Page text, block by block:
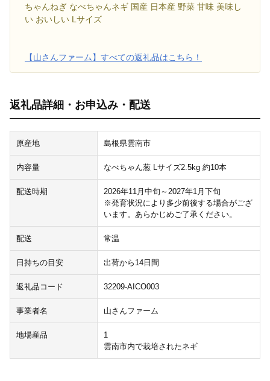
ちゃんねぎ なべちゃんネギ 国産 日本産 野菜 甘味 美味し
い おいしい Lサイズ
【山さんファーム】すべての返礼品はこちら！
返礼品詳細・お申込み・配送
原産地 島根県雲南市
内容量 なべちゃん葱 Lサイズ2.5kg 約10本
配送時期
2026年11月中旬～2027年1月下旬
※発育状況により多少前後する場合がござ
います。あらかじめご了承ください。
配送 常温
日持ちの目安 出荷から14日間
返礼品コード 32209-AICO003
事業者名 山さんファーム
地場産品
1
雲南市内で栽培されたネギ